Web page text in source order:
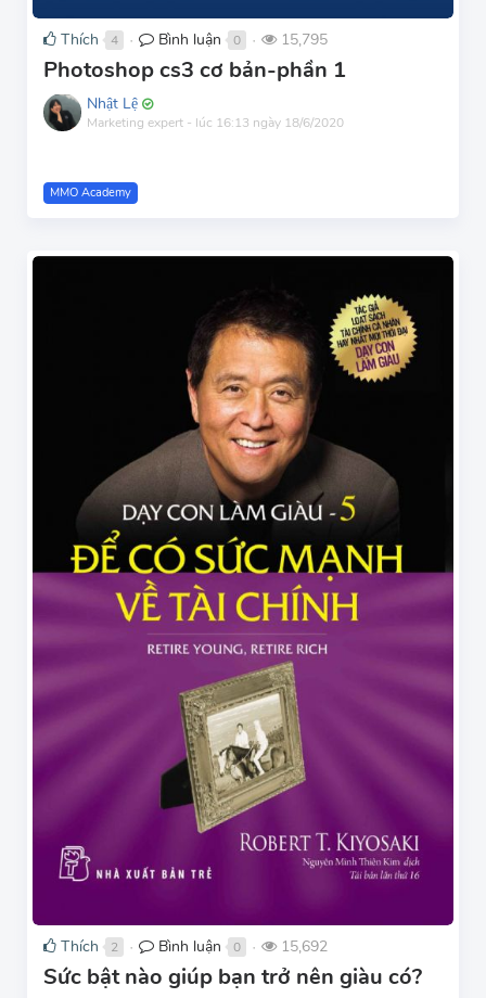
Thích 4 ● Bình luận 0 ● 15,795
Photoshop cs3 cơ bản-phần 1
Nhật Lệ
Marketing expert - lúc 16:13 ngày 18/6/2020
MMO Academy
Thích 2 ● Bình luận 0 ● 15,692
Sức bật nào giúp bạn trở nên giàu có?